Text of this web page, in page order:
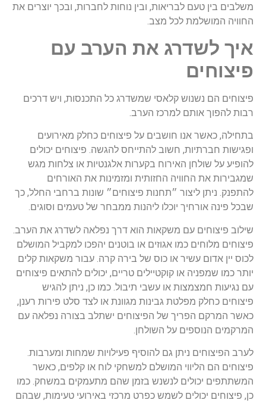
משלבים בין טעם לבריאות, ובין נוחות לחברות, ובכך יוצרים את
החוויה המושלמת לכל מצב.
איך לשדרג את הערב עם
פיצוחים
פיצוחים הם נשנוש קלאסי שמשדרג כל התכנסות, ויש דרכים
רבות להפוך אותם למרכז הערב.
בתחילה, כאשר אנו חושבים על פיצוחים כחלק מאירועים
ופגישות חברתיות, חשוב להתייחס להגשה. פיצוחים יכולים
להופיע על שולחן האירוח בקערות אלגנטיות או צלחות מגש
שמגבירות את החוויה החזותית ומזמינות את האורחים
להתפנק. ניתן ליצור ״תחנות פיצוחים״ שונות ברחבי החלל, כך
שבכל פינה אורחיך יוכלו ליהנות ממבחר של טעמים וסוגים.
שילוב פיצוחים עם משקאות הוא דרך נפלאה לשדרג את הערב.
פיצוחים מלוחים כמו אגוזים או בוטנים יהפכו למקביל המושלם
לכוס יין אדום עשיר או כוס של בירה קרה. עבור משקאות קלים
יותר כמו שמפניה או קוקטיילים טריים, יכולים להתאים פיצוחים
עם נגיעות חמצמצות או עשבי תיבול. כמו כן, ניתן להגיש
פיצוחים כחלק מפלטת גבינות מגוונת או לצד סלט פירות רענן,
כאשר המרקם הפריך של הפיצוחים ישתלב בצורה נפלאה עם
המרקמים הנוספים על השולחן.
לערב הפיצוחים ניתן גם להוסיף פעילויות שמחות ומערבות.
פיצוחים הם הליווי המושלם למשחקי לוח או קלפים, כאשר
המשתתפים יכולים לנשנש בזמן שהם מתעמקים במשחק. כמו
כן, פיצוחים יכולים לשמש כפרט מרכזי באירועי טעימות, שבהם